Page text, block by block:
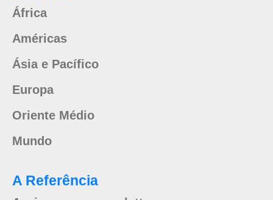
África
Américas
Ásia e Pacífico
Europa
Oriente Médio
Mundo
A Referência